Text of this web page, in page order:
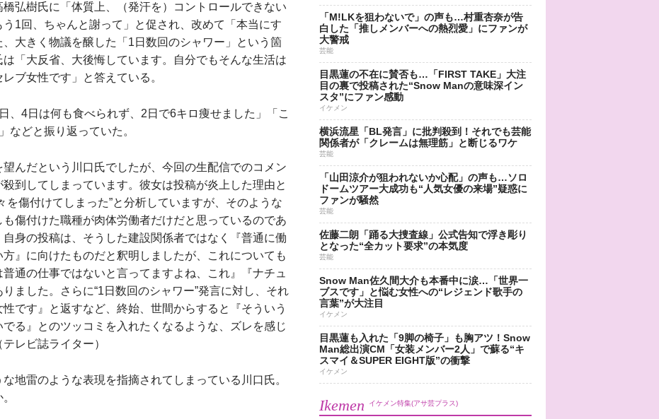
弘樹氏に「体質上、（発汗を）コントロールできない
1回、ちゃんと謝って」と促され、改めて「本当にす
大きく物議を醸した「1日数回のシャワー」という箇
「大反省、大後悔しています。自分でもそんな生活は
ブ女性です」と答えている。
4日は何も食べられず、2日で6キロ痩せました」「こ
などと振り返っていた。
望んだという川口氏でしたが、今回の生配信でのコメン
到してしまっています。彼女は投稿が炎上した理由と
を傷付けてしまった”と分析していますが、そのような
傷付けた職種が肉体労働者だけだと思っているのであ
身の投稿は、そうした建設関係者ではなく『普通に働
』に向けたものだと釈明しましたが、これについても
通の仕事ではないと言ってますよね、これ』『ナチュ
ました。さらに“1日数回のシャワー”発言に対し、それ
です』と返すなど、終始、世間からすると『そういう
る』とのツッコミを入れたくなるような、ズレを感じ
レビ誌ライター）
地雷のような表現を指摘されてしまっている川口氏。
「M!LKを狙わないで」の声も…村重杏奈が告
白した「推しメンバーへの熱烈愛」にファンが
大警戒
芸能
目黒蓮の不在に賛否も…「FIRST TAKE」大注
目の裏で投稿された“Snow Manの意味深イン
スタ”にファン感動
イケメン
横浜流星「BL発言」に批判殺到！それでも芸能
関係者が「クレームは無理筋」と断じるワケ
芸能
「山田涼介が狙われないか心配」の声も…ソロ
ドームツアー大成功も“人気女優の来場”疑惑に
ファンが騒然
芸能
佐藤二朗「踊る大捜査線」公式告知で浮き彫り
となった“全カット要求”の本気度
芸能
Snow Man佐久間大介も本番中に涙…「世界一
ブスです」と悩む女性への“レジェンド歌手の
言葉”が大注目
イケメン
目黒蓮も入れた「9脚の椅子」も胸アツ！Snow
Man総出演CM「女装メンバー2人」で蘇る“キ
スマイ＆SUPER EIGHT版”の衝撃
イケメン
Ikemen イケメン特集(アサ芸プラス)